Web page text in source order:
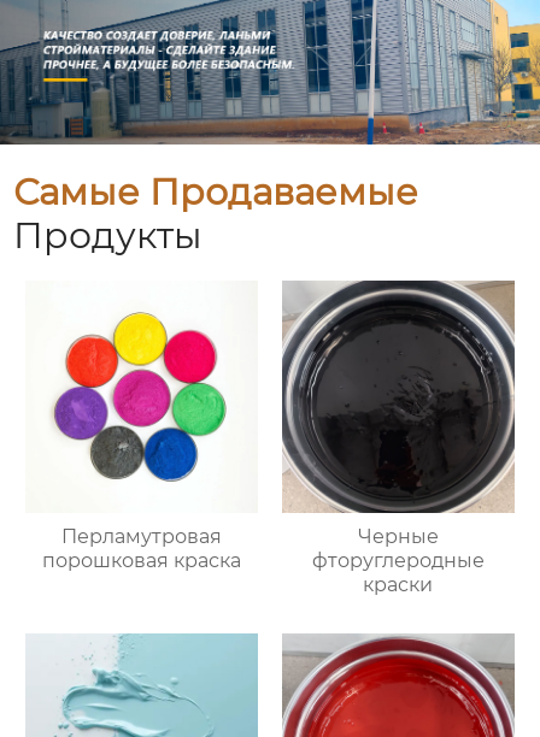
Самые Продаваемые
Продукты
Перламутровая
порошковая краска
Черные
фторуглеродные
краски